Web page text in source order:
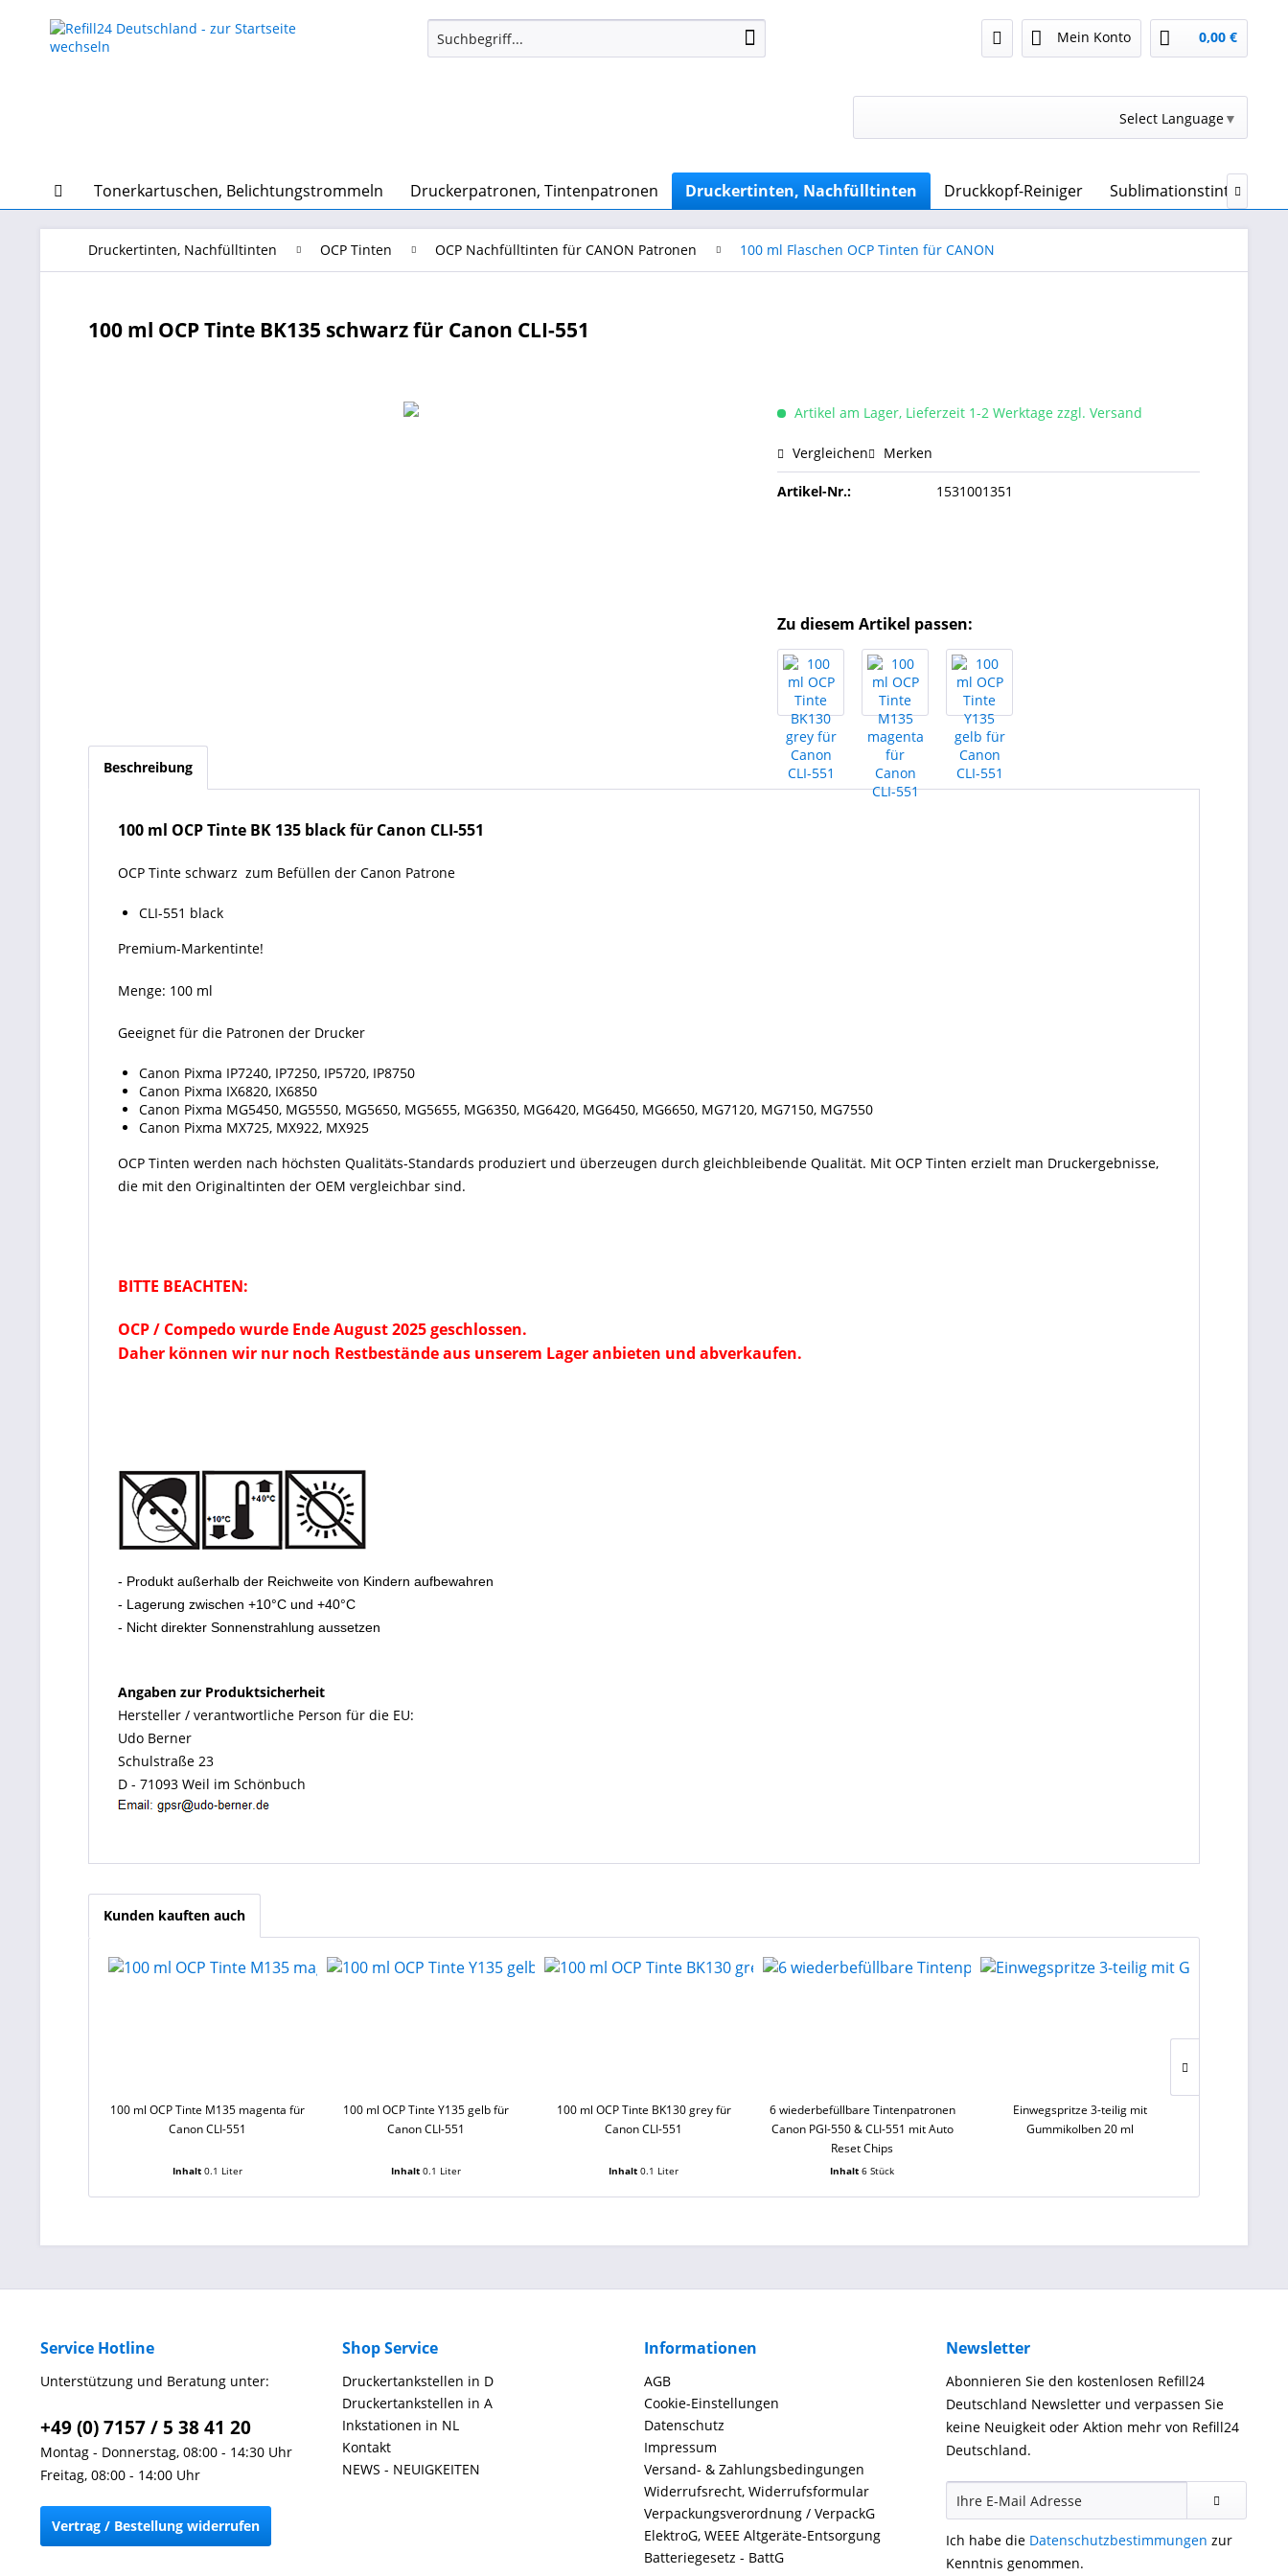
Mein Konto 0,00 €
Select Language▼
Tonerkartuschen, Belichtungstrommeln Druckerpatronen, Tintenpatronen Druckertinten, Nachfülltinten Druckkopf-Reiniger Sublimationstinte &

Druckertinten, Nachfülltinten OCP Tinten OCP Nachfülltinten für CANON Patronen 100 ml Flaschen OCP Tinten für CANON
100 ml OCP Tinte BK135 schwarz für Canon CLI-551
Artikel am Lager, Lieferzeit 1-2 Werktage zzgl. Versand
Vergleichen Merken
Artikel-Nr.: 1531001351
Zu diesem Artikel passen:
Beschreibung
100 ml OCP Tinte BK 135 black für Canon CLI-551
OCP Tinte schwarz zum Befüllen der Canon Patrone
CLI-551 black
Premium-Markentinte!
Menge: 100 ml
Geeignet für die Patronen der Drucker
Canon Pixma IP7240, IP7250, IP5720, IP8750
Canon Pixma IX6820, IX6850
Canon Pixma MG5450, MG5550, MG5650, MG5655, MG6350, MG6420, MG6450, MG6650, MG7120, MG7150, MG7550
Canon Pixma MX725, MX922, MX925
OCP Tinten werden nach höchsten Qualitäts-Standards produziert und überzeugen durch gleichbleibende Qualität. Mit OCP Tinten erzielt man Druckergebnisse,
die mit den Originaltinten der OEM vergleichbar sind.
BITTE BEACHTEN:
OCP / Compedo wurde Ende August 2025 geschlossen.
Daher können wir nur noch Restbestände aus unserem Lager anbieten und abverkaufen.
- Produkt außerhalb der Reichweite von Kindern aufbewahren
- Lagerung zwischen +10°C und +40°C
- Nicht direkter Sonnenstrahlung aussetzen
Angaben zur Produktsicherheit
Hersteller / verantwortliche Person für die EU:
Udo Berner
Schulstraße 23
D - 71093 Weil im Schönbuch
Kunden kauften auch
100 ml OCP Tinte M135 magenta für
Canon CLI-551
Inhalt0.1 Liter
100 ml OCP Tinte Y135 gelb für
Canon CLI-551
Inhalt 0.1 Liter
100 ml OCP Tinte BK130 grey für
Canon CLI-551
Inhalt0.1 Liter
6 wiederbefüllbare Tintenpatronen
Canon PGI-550 & CLI-551 mit Auto
Reset Chips
Inhalt6 Stück
Einwegspritze 3-teilig mit
Gummikolben 20 ml
Service Hotline
Unterstützung und Beratung unter:
+49 (0) 7157 / 5 38 41 20
Montag - Donnerstag, 08:00 - 14:30 Uhr
Freitag, 08:00 - 14:00 Uhr
Vertrag / Bestellung widerrufen
Shop Service
Druckertankstellen in D
Druckertankstellen in A
Inkstationen in NL
Kontakt
NEWS - NEUIGKEITEN
Informationen
AGB
Cookie-Einstellungen
Datenschutz
Impressum
Versand- & Zahlungsbedingungen
Widerrufsrecht, Widerrufsformular
Verpackungsverordnung / VerpackG
ElektroG, WEEE Altgeräte-Entsorgung
Batteriegesetz - BattG
Newsletter
Abonnieren Sie den kostenlosen Refill24
Deutschland Newsletter und verpassen Sie
keine Neuigkeit oder Aktion mehr von Refill24
Deutschland.
Ich habe die Datenschutzbestimmungen zur
Kenntnis genommen.